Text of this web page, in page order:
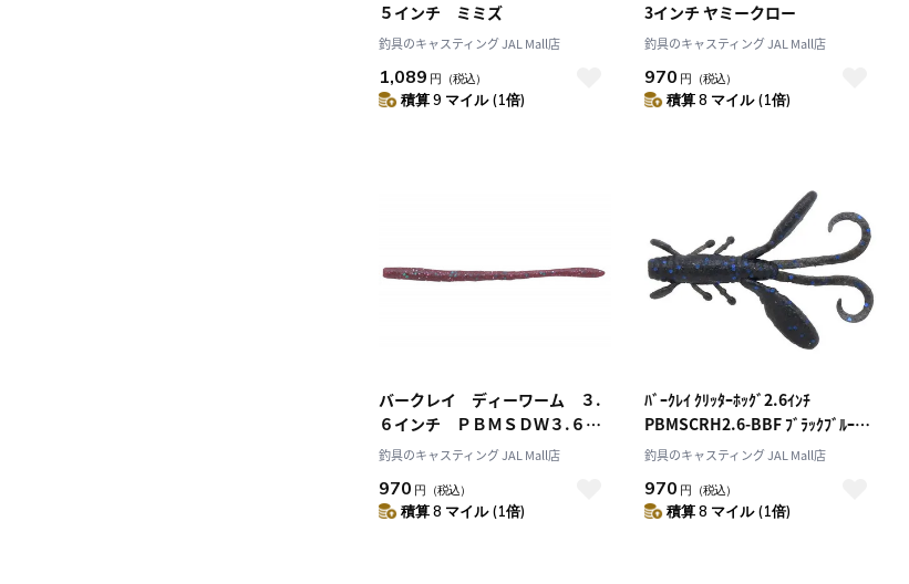
５インチ ミミズ
釣具のキャスティング JAL Mall店
1,089 円 （税込）
積算 9 マイル (1倍)
3インチ ヤミークロー
釣具のキャスティング JAL Mall店
970 円 （税込）
積算 8 マイル (1倍)
バークレイ ディーワーム ３.
６インチ ＰＢＭＳＤＷ３.６－
ＪＢＲ ジュンバグレッド
釣具のキャスティング JAL Mall店
970 円 （税込）
積算 8 マイル (1倍)
ﾊﾞｰｸﾚｲ ｸﾘｯﾀｰﾎｯｸﾞ2.6ｲﾝﾁ
PBMSCRH2.6-BBF ﾌﾞﾗｯｸﾌﾞﾙｰﾌﾚ
ｯｸ
釣具のキャスティング JAL Mall店
970 円 （税込）
積算 8 マイル (1倍)